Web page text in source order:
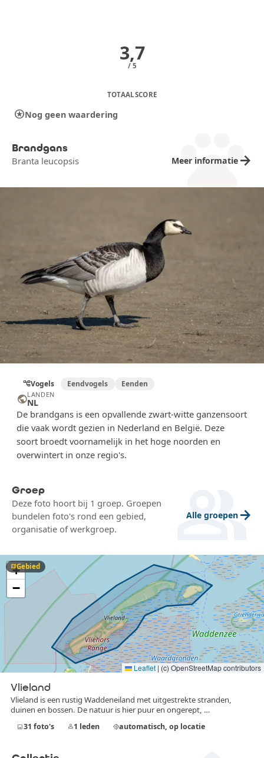
3,7
/ 5
TOTAALSCORE
starsNog geen waardering
pets
Brandgans
Branta leucopsis Meer informatie arrow_forward
account_treeVogels Eendvogels Eenden
publicLANDEN
NL
De brandgans is een opvallende zwart-witte ganzensoort
die vaak wordt gezien in Nederland en België. Deze
soort broedt voornamelijk in het hoge noorden en
overwintert in onze regio's.
group
Groep
Deze foto hoort bij 1 groep. Groepen
bundelen foto's rond een gebied,
organisatie of werkgroep.
Alle groepen arrow_forward
+
−
Leaflet | (c) OpenStreetMap contributors
mapGebied
Vlieland
Vlieland is een rustig Waddeneiland met uitgestrekte stranden,
duinen en bossen. De natuur is hier puur en ongerept, …
image31 foto's person1 leden my_locationautomatisch, op locatie